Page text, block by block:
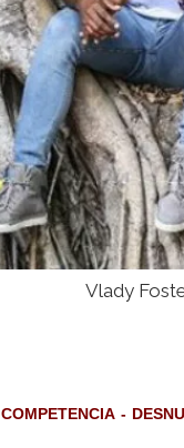
Vlady
COMPETENCIA